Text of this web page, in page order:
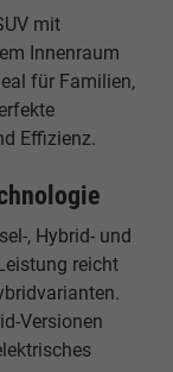
mit
Innenraum
für Familien,
Effizienz.
, Hybrid- und
reicht
Versionen